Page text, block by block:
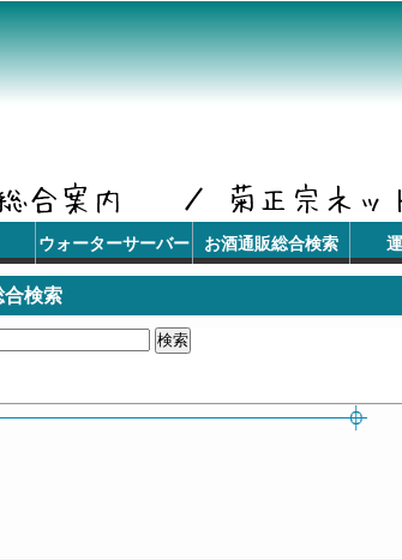
ウォーターサーバー お酒通販総合検索
合検索